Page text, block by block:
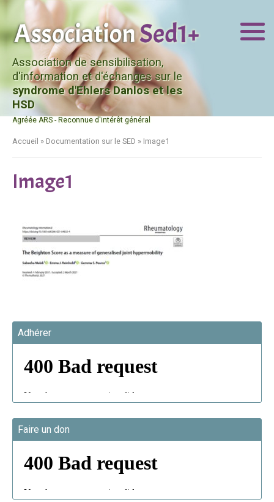
Association de sensibilisation,
d'information et d'échanges sur le
syndrome d'Ehlers Danlos et les
HSD
Agréée ARS - Reconnue d'intérêt général
Accueil » Documentation sur le SED » Image1
Image1
Adhérer
Faire un don